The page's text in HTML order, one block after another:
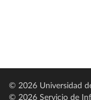
© 2026 Universidad
© 2026 Servicio de